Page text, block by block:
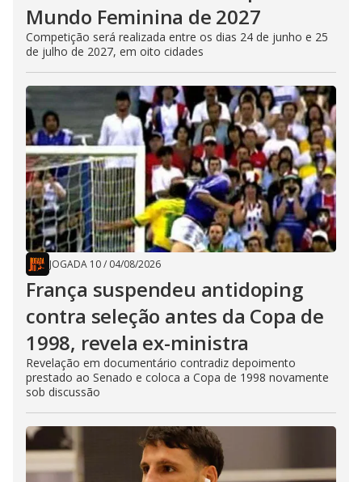
Mundo Feminina de 2027
Competição será realizada entre os dias 24 de junho e 25
de julho de 2027, em oito cidades
JOGADA 10/ 04/08/2026
França suspendeu antidoping
contra seleção antes da Copa de
1998, revela ex-ministra
Revelação em documentário contradiz depoimento
prestado ao Senado e coloca a Copa de 1998 novamente
sob discussão